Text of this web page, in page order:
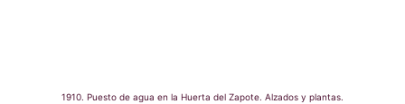
1910. Puesto de agua en la Huerta del Zapote. Alzados y plantas.